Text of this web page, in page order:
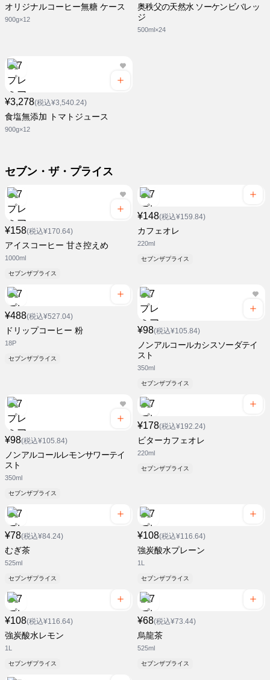
オリジナルコーヒー無糖 ケース
900g×12
奥秩父の天然水 ソーケンビバレッ
ジ
500ml×24
¥3,278(税込¥3,540.24)
食塩無添加 トマトジュース
900g×12
セブン・ザ・プライス
¥158(税込¥170.64)
アイスコーヒー 甘さ控えめ
1000ml
セブンザプライス
¥148(税込¥159.84)
カフェオレ
220ml
セブンザプライス
¥488(税込¥527.04)
ドリップコーヒー 粉
18P
セブンザプライス
¥98(税込¥105.84)
ノンアルコールカシスソーダテイ
スト
350ml
セブンザプライス
¥98(税込¥105.84)
ノンアルコールレモンサワーテイ
スト
350ml
セブンザプライス
¥178(税込¥192.24)
ビターカフェオレ
220ml
セブンザプライス
¥78(税込¥84.24)
むぎ茶
525ml
セブンザプライス
¥108(税込¥116.64)
強炭酸水プレーン
1L
セブンザプライス
¥108(税込¥116.64)
強炭酸水レモン
1L
セブンザプライス
¥68(税込¥73.44)
烏龍茶
525ml
セブンザプライス